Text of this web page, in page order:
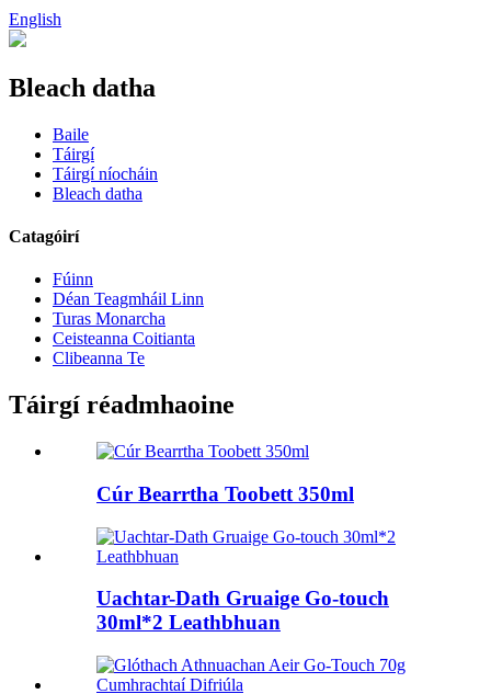
English
Bleach datha
Baile
Táirgí
Táirgí níocháin
Bleach datha
Catagóirí
Fúinn
Déan Teagmháil Linn
Turas Monarcha
Ceisteanna Coitianta
Clibeanna Te
Táirgí réadmhaoine
Cúr Bearrtha Toobett 350ml
Uachtar-Dath Gruaige Go-touch
30ml*2 Leathbhuan